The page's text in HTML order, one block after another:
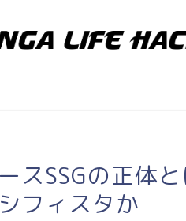
スSSGの正体
フィスタか